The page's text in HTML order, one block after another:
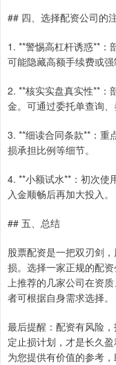
## 四、选择配资公司的
1. **警惕高杠杆诱惑**：
可能隐藏高额手续费或
2. **核实实盘真实性**：
金。可通过委托单查询
3. **细读合同条款**：重
损承担比例等细节。
4. **小额试水**：初次使
入金顺畅后再加大投入。
## 五、总结
股票配资是一把双刃剑
损。选择一家正规的配
上推荐的几家公司在资
者可根据自身需求选择。
最后提醒：配资有风险
定止损计划，才是长久
为您提供有价值的参考，